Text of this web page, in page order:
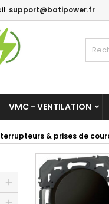
support@batipower.fr
VMC - VENTILATION
& prises de
Mes
Créer
Créer
Vous